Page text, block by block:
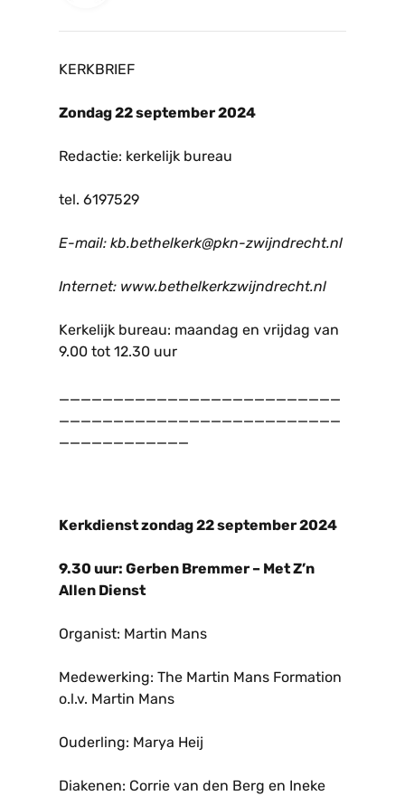
KERKBRIEF
Zondag 22 september 2024
Redactie: kerkelijk bureau
tel. 6197529
E-mail: kb.bethelkerk@pkn-zwijndrecht.nl
Internet: www.bethelkerkzwijndrecht.nl
Kerkelijk bureau: maandag en vrijdag van
9.00 tot 12.30 uur
__________________________
__________________________
____________
Kerkdienst zondag 22 september 2024
9.30 uur: Gerben Bremmer – Met Z’n
Allen Dienst
Organist: Martin Mans
Medewerking: The Martin Mans Formation
o.l.v. Martin Mans
Ouderling: Marya Heij
Diakenen: Corrie van den Berg en Ineke